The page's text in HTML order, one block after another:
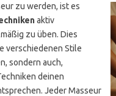
zu werden, ist es
aktiv
zu üben. Dies
verschiedenen Stile
sondern auch,
deinen
Jeder Masseur